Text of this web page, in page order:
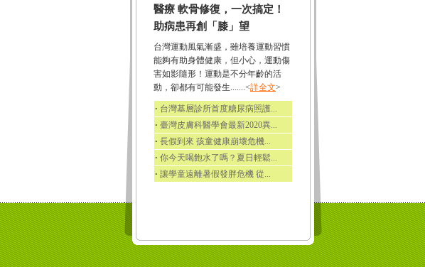
醫療 軟骨修復，一次搞定！
助病患再創「膝」望
台灣運動風氣漸盛，雖培養運動習慣
能夠有助身體健康，但小心，運動傷
害如影隨形！運動是不分年齡的活
動，卻都有可能發生.......<詳全文>
‧ 台灣基層診所首度糖尿病照護...
‧ 臺灣皮膚科醫學會最新2020異...
‧ 長假到來 孩童健康崩壞危機...
‧ 你今天喝飽水了嗎？夏日輕鬆...
‧ 讓學童遠離暑假發胖危機 從...